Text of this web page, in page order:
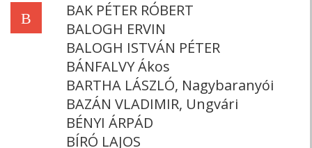
B
BAK PÉTER RÓBERT
BALOGH ERVIN
BALOGH ISTVÁN PÉTER
BÁNFALVY Ákos
BARTHA LÁSZLÓ, Nagybaranyói
BAZÁN VLADIMIR, Ungvári
BÉNYI ÁRPÁD
BÍRÓ LAJOS